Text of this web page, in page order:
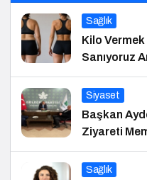
Sağlık
Kilo Vermek
Sanıyoruz
Siyaset
Başkan
Ziyareti
Sağlık